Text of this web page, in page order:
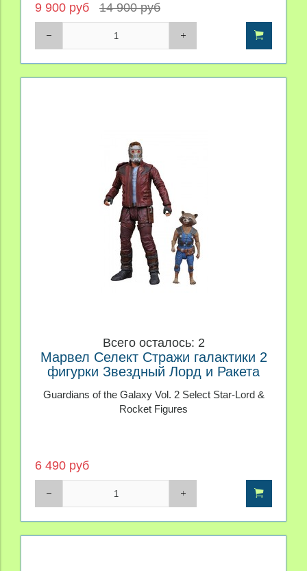
9 900 руб 14 900 руб
Всего осталось: 2
Марвел Селект Стражи галактики 2
фигурки Звездный Лорд и Ракета
Guardians of the Galaxy Vol. 2 Select Star-Lord &
Rocket Figures
6 490 руб